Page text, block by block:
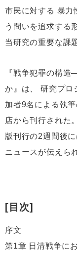
市民に対する 暴力
う問いを追求する
当研究の重要な課
『戦争犯罪の構
か』は、 研究プロ
加者9名による執
店から刊行された
版刊行の2週間後
ニュースが伝えら
[目次]
序文
第1章 日清戦争に